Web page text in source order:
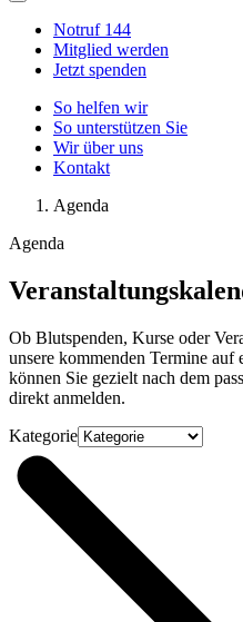
Notruf 144
Mitglied werden
Jetzt spenden
So helfen wir
So unterstützen Sie
Wir über uns
Kontakt
Agenda
Agenda
Ob Blutspenden, Kurse oder
unsere kommenden Termine
können Sie gezielt nach dem
direkt anmelden.
Kategorie